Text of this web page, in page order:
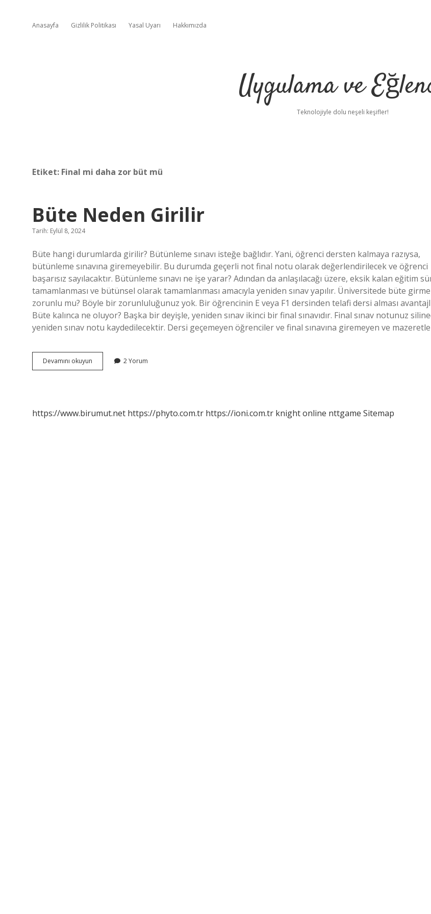
Anasayfa Gizlilik Politikası Yasal Uyarı Hakkımızda
Uygulama ve
Teknolojiyle dolu neşeli keşifler!
Etiket: Final mi daha zor büt mü
Büte Neden Girilir
Tarih: Eylül 8, 2024
Büte hangi durumlarda girilir? Bütünleme sınavı isteğe bağlıdır. Yani, öğrenci dersten kalmaya razıysa,
bütünleme sınavına giremeyebilir. Bu durumda geçerli not final notu olarak değerlendirilecek ve öğrenci
başarısız sayılacaktır. Bütünleme sınavı ne işe yarar? Adından da anlaşılacağı üzere, eksik kalan eğitim
tamamlanması ve bütünsel olarak tamamlanması amacıyla yeniden sınav yapılır. Üniversitede büte
zorunlu mu? Böyle bir zorunluluğunuz yok. Bir öğrencinin E veya F1 dersinden telafi dersi alması
Büte kalınca ne oluyor? Başka bir deyişle, yeniden sınav ikinci bir final sınavıdır. Final sınav notunuz
yeniden sınav notu kaydedilecektir. Dersi geçemeyen öğrenciler ve final sınavına giremeyen ve
Devamını okuyun
Neden
2 Yorum
https://www.birumut.net https://phyto.com.tr https://ioni.com.tr knight online nttgame Sitemap